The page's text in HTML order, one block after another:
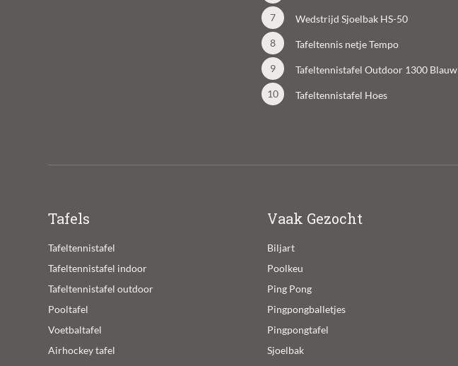
Wedstrijd Sjoelbak HS-50
Tafeltennis netje Tempo
Tafeltennistafel Outdoor 1300 Blauw
Tafeltennistafel Hoes
Tafels
Tafeltennistafel
Tafeltennistafel indoor
Tafeltennistafel outdoor
Pooltafel
Voetbaltafel
Airhockey tafel
Vaak Gezocht
Biljart
Poolkeu
Ping Pong
Pingpongballetjes
Pingpongtafel
Sjoelbak